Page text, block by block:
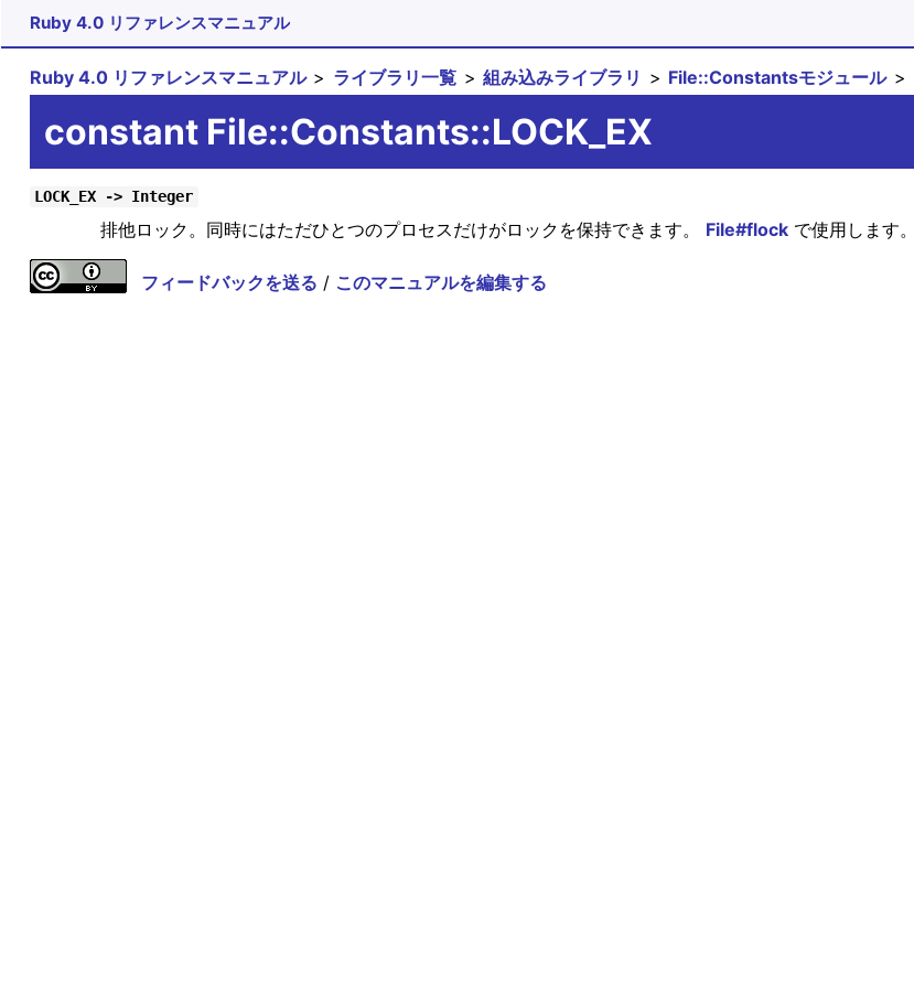
Ruby 4.0 リファレンスマニュアル
Ruby 4.0 リファレンスマニュアル ライブラリ一覧 組み込みライブラリ File::Constantsモジュール
constant File::Constants::LOCK_EX
LOCK_EX -> Integer
排他ロック。同時にはただひとつのプロセスだけがロックを保持できます。 File#flockで使用します。
フィードバックを送る / このマニュアルを編集する